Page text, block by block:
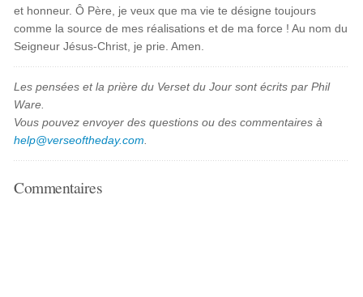
et honneur. Ô Père, je veux que ma vie te désigne toujours
comme la source de mes réalisations et de ma force ! Au nom du
Seigneur Jésus-Christ, je prie. Amen.
Les pensées et la prière du Verset du Jour sont écrits par Phil
Ware.
Vous pouvez envoyer des questions ou des commentaires à
help@verseoftheday.com
Commentaires